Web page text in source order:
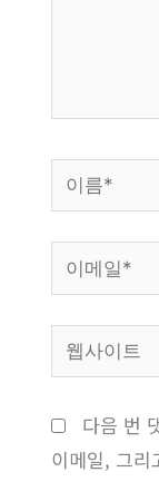
름
*
메
일
사
다음 번
이메일, 그리